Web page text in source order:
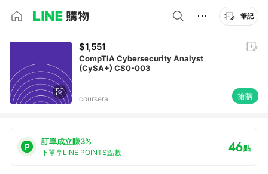
筆記
$1,551
CompTIA Cybersecurity Analyst
(CySA+) CS0-003
coursera 搶購
訂單成立賺3%
下單享LINE POINTS點數 46點